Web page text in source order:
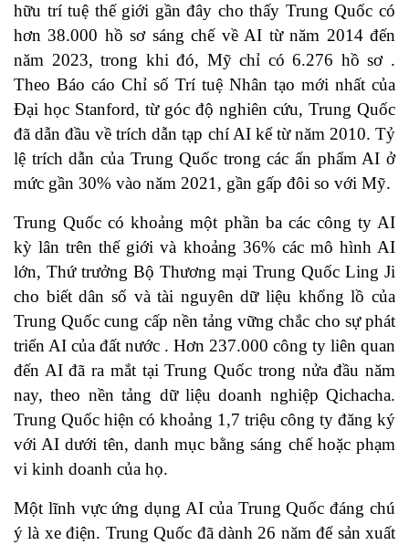
hữu trí tuệ thế giới gần đây cho thấy Trung Quốc có
hơn 38.000 hồ sơ sáng chế về AI từ năm 2014 đến
năm 2023, trong khi đó, Mỹ chỉ có 6.276 hồ sơ .
Theo Báo cáo Chỉ số Trí tuệ Nhân tạo mới nhất của
Đại học Stanford, từ góc độ nghiên cứu, Trung Quốc
đã dẫn đầu về trích dẫn tạp chí AI kể từ năm 2010. Tỷ
lệ trích dẫn của Trung Quốc trong các ấn phẩm AI ở
mức gần 30% vào năm 2021, gần gấp đôi so với Mỹ.
Trung Quốc có khoảng một phần ba các công ty AI
kỳ lân trên thế giới và khoảng 36% các mô hình AI
lớn, Thứ trưởng Bộ Thương mại Trung Quốc Ling Ji
cho biết dân số và tài nguyên dữ liệu khổng lồ của
Trung Quốc cung cấp nền tảng vững chắc cho sự phát
triển AI của đất nước . Hơn 237.000 công ty liên quan
đến AI đã ra mắt tại Trung Quốc trong nửa đầu năm
nay, theo nền tảng dữ liệu doanh nghiệp Qichacha.
Trung Quốc hiện có khoảng 1,7 triệu công ty đăng ký
với AI dưới tên, danh mục bằng sáng chế hoặc phạm
vi kinh doanh của họ.
Một lĩnh vực ứng dụng AI của Trung Quốc đáng chú
ý là xe điện. Trung Quốc đã dành 26 năm để sản xuất